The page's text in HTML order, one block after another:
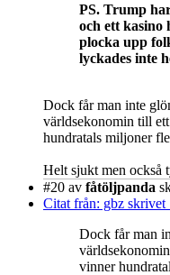
PS. Trump
och ett kasino
plocka upp
lyckades inte
Dock får man inte
världsekonomin till
hundratals miljoner
Helt sjukt men också
#20 av fåtöljpanda
Citat från: gbz skrivet
Dock får man
vinner